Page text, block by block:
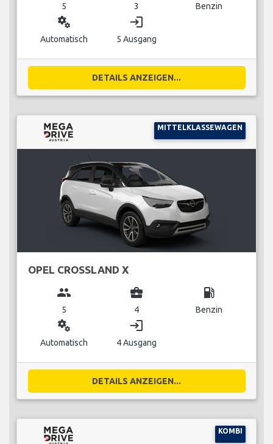
5 3 Benzin
miscellaneous_services
Automatisch
login
5 Ausgang
DETAILS ANZEIGEN...
MITTELKLASSEWAGEN
OPEL CROSSLAND X
group
5
business_center
4
local_gas_station
Benzin
miscellaneous_services
Automatisch
login
4 Ausgang
DETAILS ANZEIGEN...
KOMBI